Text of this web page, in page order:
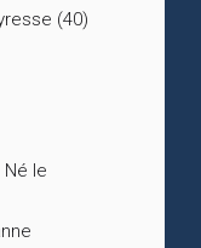
(40)
Né le